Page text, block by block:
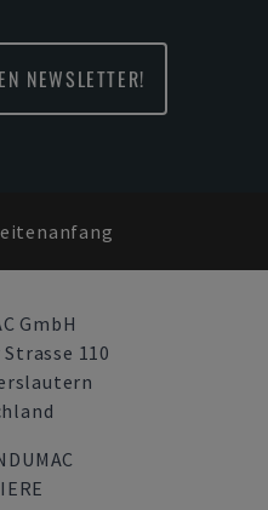
NEWSLETTER!
GmbH
110